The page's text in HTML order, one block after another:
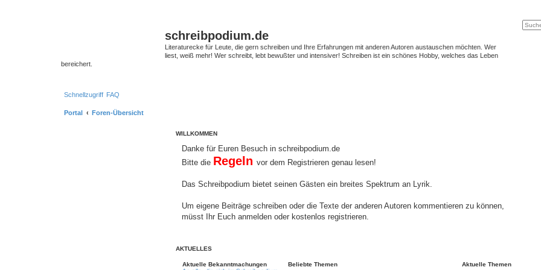
schreibpodium.de
Literaturecke für Leute, die gern schreiben und Ihre Erfahrungen mit anderen Autoren austauschen möchten. Wer
liest, weiß mehr! Wer schreibt, lebt bewußter und intensiver! Schreiben ist ein schönes Hobby, welches das Leben
bereichert.
Suche
Schnellzugriff FAQ
Portal
Foren-Übersicht
WILLKOMMEN
Danke für Euren Besuch in schreibpodium.de
Bitte die Regeln vor dem Registrieren genau lesen!
Das Schreibpodium bietet seinen Gästen ein breites Spektrum an Lyrik.
Um eigene Beiträge schreiben oder die Texte der anderen Autoren kommentieren zu können,
müsst Ihr Euch anmelden oder kostenlos registrieren.
AKTUELLES
Aktuelle Bekanntmachungen Beliebte Themen
Aktuelle Themen